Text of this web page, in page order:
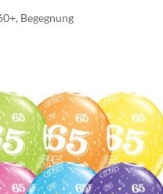
, Begegnung